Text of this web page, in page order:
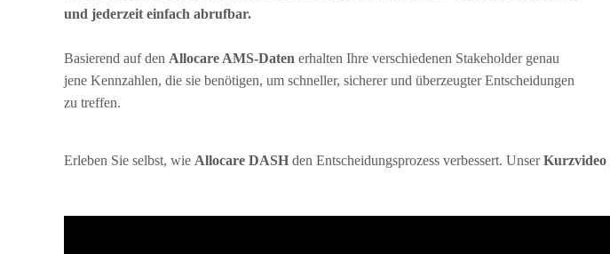
und jederzeit einfach abrufbar.
Basierend auf den Allocare AMS-Daten erhalten Ihre verschiedenen Stakeholder genau
jene Kennzahlen, die sie benötigen, um schneller, sicherer und überzeugter Entscheidungen
zu treffen.
Erleben Sie selbst, wie Allocare DASH den Entscheidungsprozess verbessert. UnserKurzvideo